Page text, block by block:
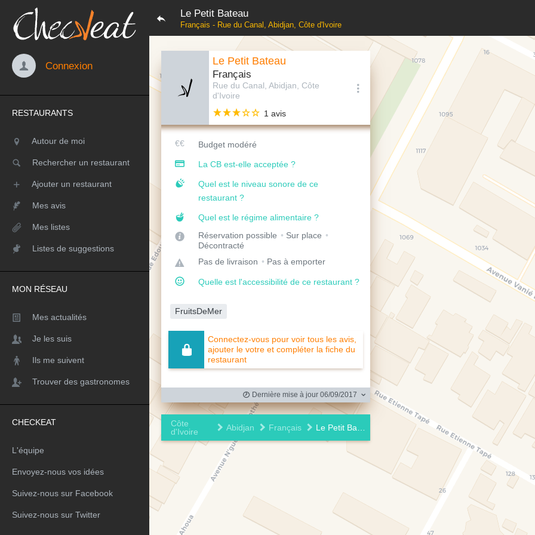
Le Petit Bateau
Français - Rue du Canal, Abidjan, Côte d'Ivoire
Connexion
RESTAURANTS
Autour de moi
Rechercher un restaurant
Ajouter un restaurant
Mes avis
Mes listes
Listes de suggestions
MON RÉSEAU
Mes actualités
Je les suis
Ils me suivent
Trouver des gastronomes
CHECKEAT
L'équipe
Envoyez-nous vos idées
Suivez-nous sur Facebook
Suivez-nous sur Twitter
Le Petit Bateau
Français
Rue du Canal, Abidjan, Côte
d'Ivoire
1 avis
Budget modéré
La CB est-elle acceptée ?
Quel est le niveau sonore de ce
restaurant ?
Quel est le régime alimentaire ?
Réservation possible
Sur place
Décontracté
Pas de livraison
Pas à emporter
Quelle est l'accessibilité de ce restaurant ?
FruitsDeMer
Connectez-vous pour voir tous les avis,
ajouter le votre et compléter la fiche du
restaurant
Dernière mise à jour 06/09/2017
Côte
d'Ivoire
Abidjan Français